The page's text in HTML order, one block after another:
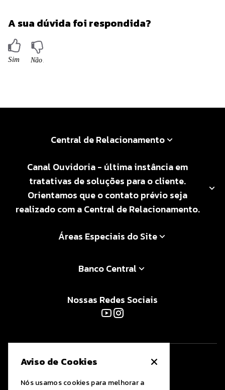
A sua dúvida foi respondida?
Central de Relacionamento
Canal Ouvidoria - última instância em
tratativas de soluções para o cliente.
Orientamos que o contato prévio seja
realizado com a Central de Relacionamento.
Áreas Especiais do Site
Banco Central
Nossas Redes Sociais
Aviso de Cookies
Nós usamos cookies para melhorar a